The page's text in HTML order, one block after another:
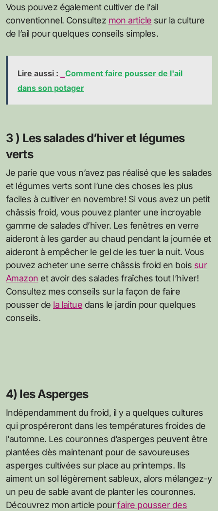
Vous pouvez également cultiver de l’ail
conventionnel. Consultez mon article sur la culture
de l’ail pour quelques conseils simples.
Lire aussi :
Comment faire pousser de l'ail
dans son potager
3 ) Les salades d’hiver et légumes
verts
Je parie que vous n’avez pas réalisé que les salades
et légumes verts sont l’une des choses les plus
faciles à cultiver en novembre! Si vous avez un petit
châssis froid, vous pouvez planter une incroyable
gamme de salades d’hiver. Les fenêtres en verre
aideront à les garder au chaud pendant la journée et
aideront à empêcher le gel de les tuer la nuit. Vous
pouvez acheter une serre châssis froid en bois sur
Amazon et avoir des salades fraîches tout l’hiver!
Consultez mes conseils sur la façon de faire
pousser de la laitue dans le jardin pour quelques
conseils.
4) les Asperges
Indépendamment du froid, il y a quelques cultures
qui prospéreront dans les températures froides de
l’automne. Les couronnes d’asperges peuvent être
plantées dès maintenant pour de savoureuses
asperges cultivées sur place au printemps. Ils
aiment un sol légèrement sableux, alors mélangez-y
un peu de sable avant de planter les couronnes.
Découvrez mon article pourfaire pousser des